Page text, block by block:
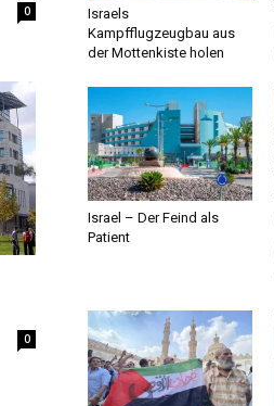
0
0
Israels
Kampfflugzeugbau aus
der Mottenkiste holen
Israel – Der Feind als
Patient